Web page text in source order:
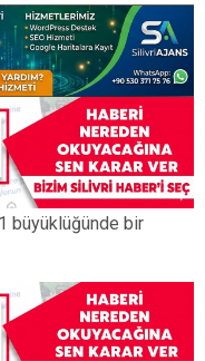
büyüklüğünde bir